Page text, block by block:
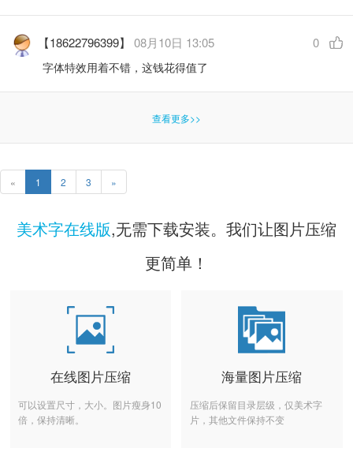
【18622796399】08月10日 13:05 0
字体特效用着不错，这钱花得值了
查看更多>>
« 1 2 3 »
美术字在线版,无需下载安装。我们让图片压缩
更简单！
在线图片压缩
可以设置尺寸，大小。图片瘦身10
倍，保持清晰。
海量图片压缩
压缩后保留目录层级，仅美术字
片，其他文件保持不变